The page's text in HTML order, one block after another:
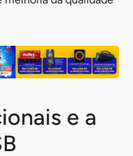
e a